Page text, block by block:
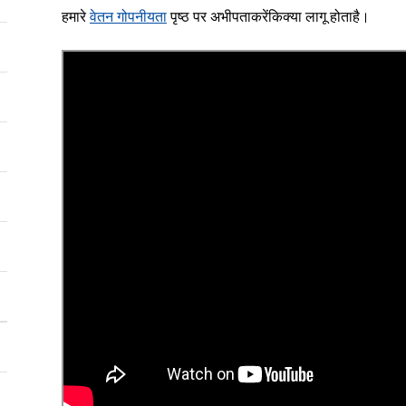
हमारेवेतन गोपनीयतापृष्ठ पर अभीपताकरेंकिक्या लागू होताहै।